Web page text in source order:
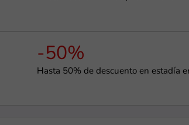
-50%
Hasta 50% de descuento en estadía